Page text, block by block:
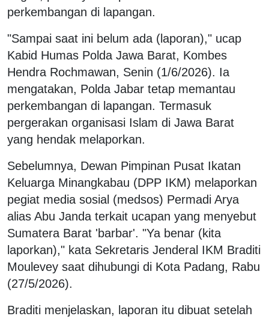
perkembangan di lapangan.
"Sampai saat ini belum ada (laporan)," ucap
Kabid Humas Polda Jawa Barat, Kombes
Hendra Rochmawan, Senin (1/6/2026). Ia
mengatakan, Polda Jabar tetap memantau
perkembangan di lapangan. Termasuk
pergerakan organisasi Islam di Jawa Barat
yang hendak melaporkan.
Sebelumnya, Dewan Pimpinan Pusat Ikatan
Keluarga Minangkabau (DPP IKM) melaporkan
pegiat media sosial (medsos) Permadi Arya
alias Abu Janda terkait ucapan yang menyebut
Sumatera Barat 'barbar'. "Ya benar (kita
laporkan)," kata Sekretaris Jenderal IKM Braditi
Moulevey saat dihubungi di Kota Padang, Rabu
(27/5/2026).
Braditi menjelaskan, laporan itu dibuat setelah